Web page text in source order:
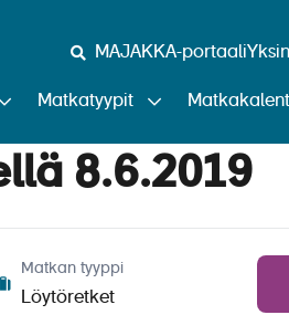
MAJAKKA-portaali
Matkatyypit
8.6.2019
Matkan tyyppi
Löytöretket